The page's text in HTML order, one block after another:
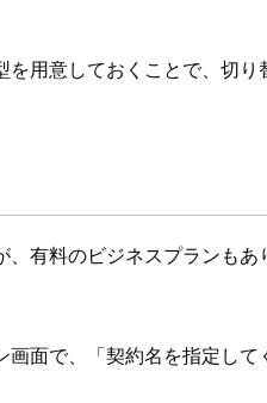
用意しておくことで、切り
有料のビジネスプランも
面で、「契約名を指定し